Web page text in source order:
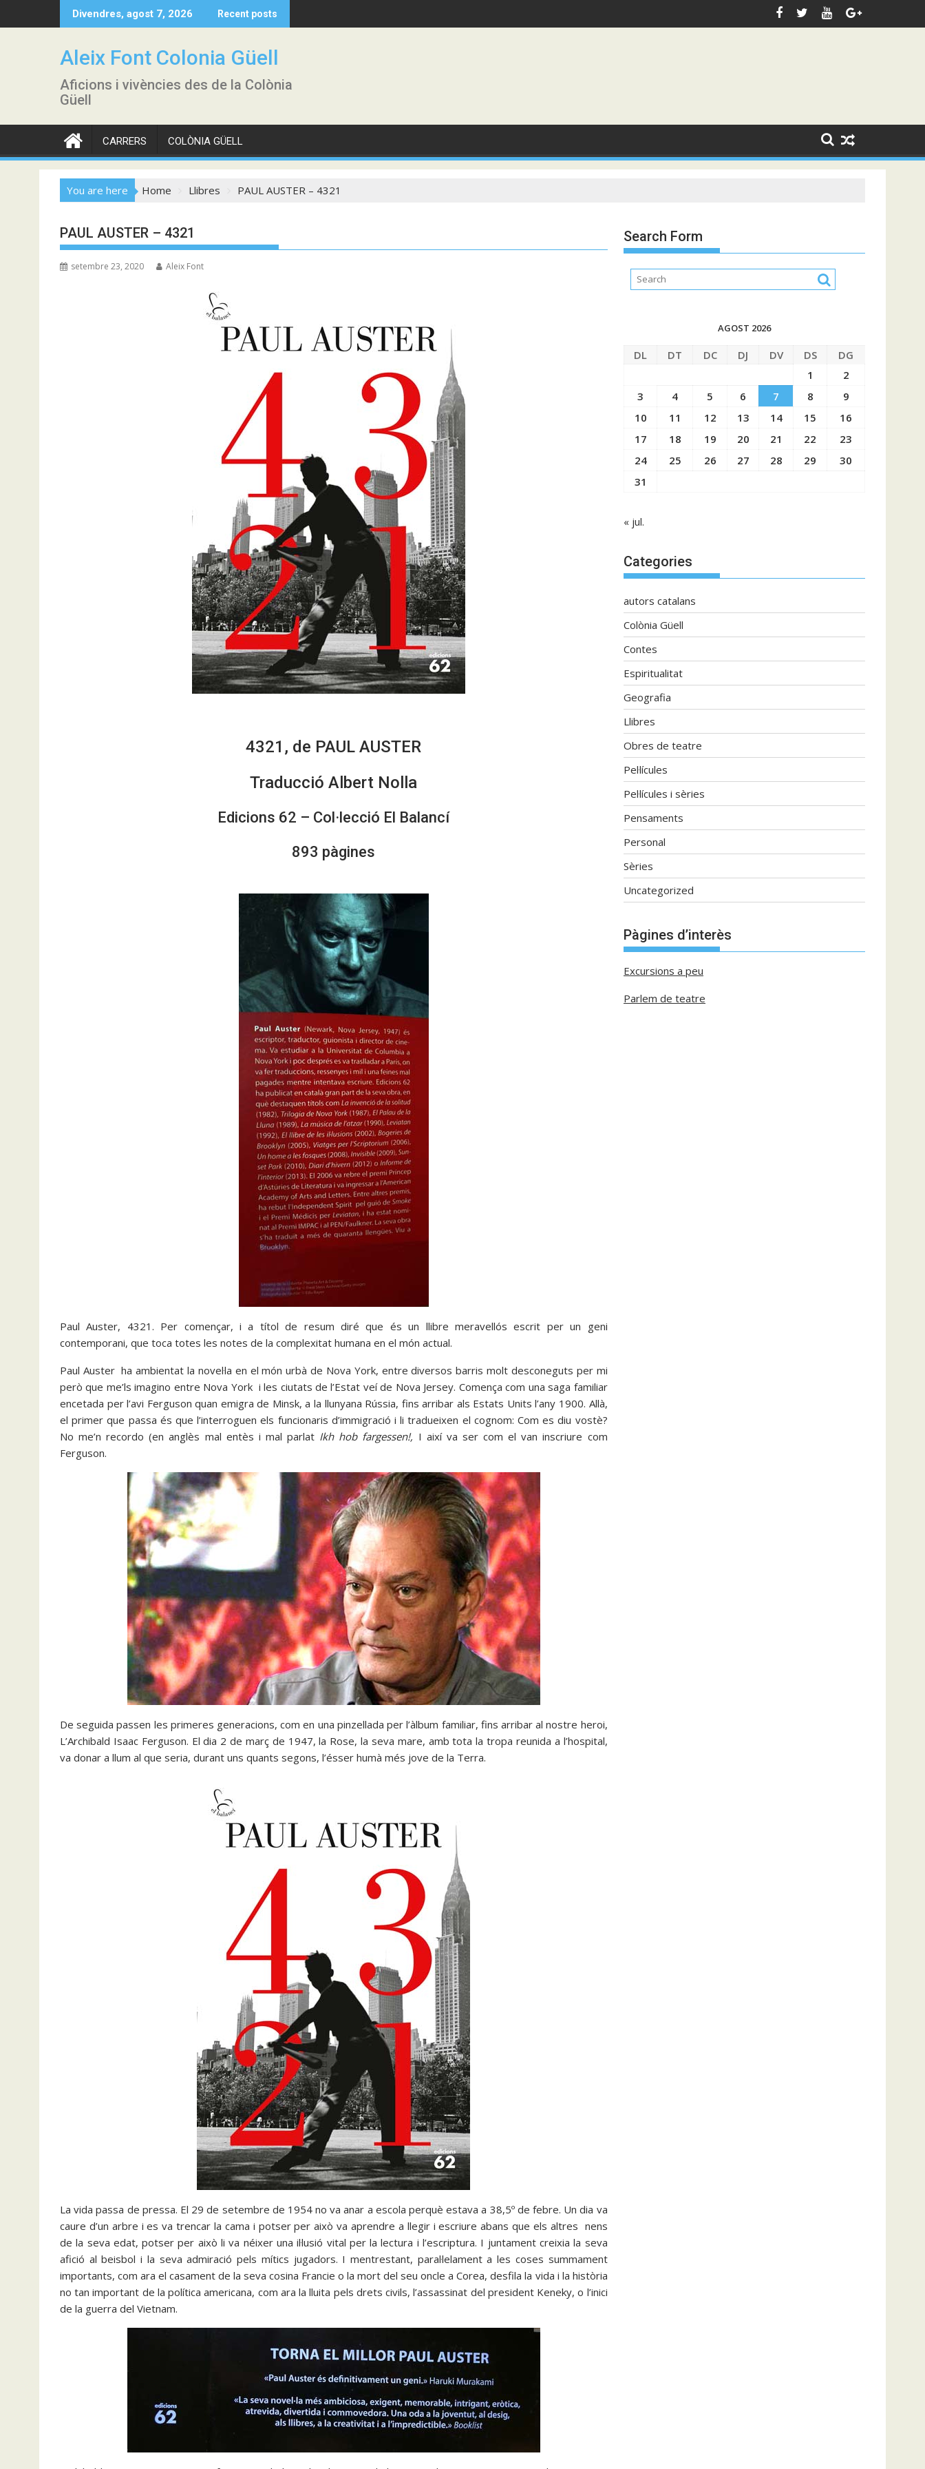
to
Divendres, agost 7, 2026 Recent posts
Aleix Font Colonia Güell
Aficions i vivències des de la Colònia
Güell
CARRERS COLÒNIA GÜELL
You are here Home Llibres PAUL AUSTER – 4321
PAUL AUSTER – 4321
setembre 23, 2020 Aleix Font
4321, de PAUL AUSTER
Traducció Albert Nolla
Edicions 62 – Col·lecció El Balancí
893 pàgines
Paul Auster, 4321. Per començar, i a títol de resum diré que és un llibre meravellós escrit per un geni
contemporani, que toca totes les notes de la complexitat humana en el món actual.
Paul Auster ha ambientat la novel·la en el món urbà de Nova York, entre diversos barris molt desconeguts per mi
però que me’ls imagino entre Nova York i les ciutats de l’Estat veí de Nova Jersey. Comença com una saga familiar
encetada per l’avi Ferguson quan emigra de Minsk, a la llunyana Rússia, fins arribar als Estats Units l’any 1900. Allà,
el primer que passa és que l’interroguen els funcionaris d’immigració i li tradueixen el cognom: Com es diu vostè?
No me’n recordo (en anglès mal entès i mal parlat Ikh hob fargessen!, I així va ser com el van inscriure com
Ferguson.
De seguida passen les primeres generacions, com en una pinzellada per l’àlbum familiar, fins arribar al nostre heroi,
L’Archibald Isaac Ferguson. El dia 2 de març de 1947, la Rose, la seva mare, amb tota la tropa reunida a l’hospital,
va donar a llum al que seria, durant uns quants segons, l’ésser humà més jove de la Terra.
La vida passa de pressa. El 29 de setembre de 1954 no va anar a escola perquè estava a 38,5º de febre. Un dia va
caure d’un arbre i es va trencar la cama i potser per això va aprendre a llegir i escriure abans que els altres nens
de la seva edat, potser per això li va néixer una il·lusió vital per la lectura i l’escriptura. I juntament creixia la seva
afició al beisbol i la seva admiració pels mítics jugadors. I mentrestant, paral·lelament a les coses summament
importants, com ara el casament de la seva cosina Francie o la mort del seu oncle a Corea, desfila la vida i la història
no tan important de la política americana, com ara la lluita pels drets civils, l’assassinat del president Keneky, o l’inici
de la guerra del Vietnam.
Search Form
AGOST 2026
DL DT DC DJ DV DS
DG
1
2
3
4 5 6 7 8
9
10
11 12 13 14 15
16
17
18 19 20 21 22
23
24
25 26 27 28 29
30
31
« jul.
Categories
autors catalans
Colònia Güell
Contes
Espiritualitat
Geografia
Llibres
Obres de teatre
Pel·lícules
Pel·lícules i sèries
Pensaments
Personal
Sèries
Uncategorized
Pàgines d’interès
Excursions a peu
Parlem de teatre